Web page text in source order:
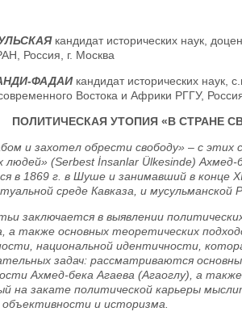
кандидат исторических наук,
Россия, г. Москва
ФАДАИкандидат исторических наук,
Востока и Африки РГГУ,
ПОЛИТИЧЕСКАЯ УТОПИЯ «В СТРАНЕ
и захотел обрести свободу» – с этих
людей» (Serbest İnsanlar Ülkesinde)
в 1869 г. в Шуше и занимавший в конце
среде Кавказа, и
заключается в выявлении
а также основных теоретических
национальной идентичности,
задач: рассматриваются
Ахмед-бека Агаева (Агаоглу), а
на закате политической карьеры
и историзма.